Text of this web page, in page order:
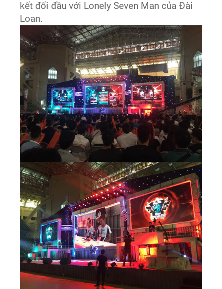
kết đối đầu với Lonely Seven Man của Đài
Loan.